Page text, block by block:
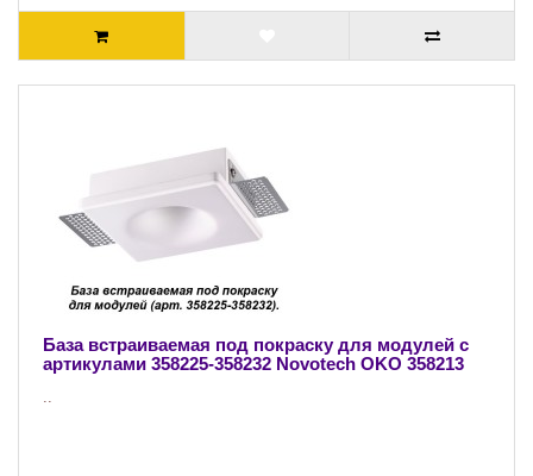
База встраиваемая под покраску для модулей с
артикулами 358225-358232 Novotech OKO 358213
..